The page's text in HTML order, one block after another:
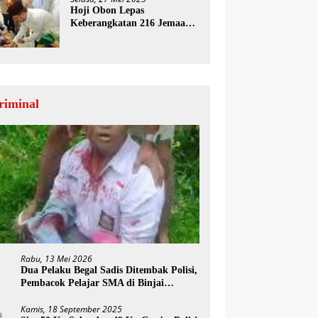
Hoji Obon Lepas
Keberangkatan 216 Jemaah
Rabu, 13 Mei 2026
Dua Pelaku Begal Sadis Ditembak Polisi,
Pembacok Pelajar SMA di Binjai
Kamis, 18 September 2025